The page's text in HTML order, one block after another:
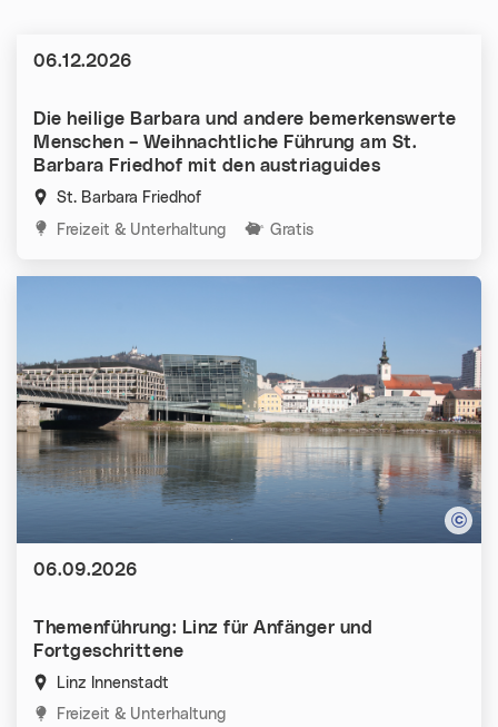
Die heilige Barbara und andere bemerkenswerte
Menschen – Weihnachtliche Führung am St.
Barbara Friedhof mit den austriaguides
St. Barbara Friedhof
Kategorien:
Freizeit & Unterhaltung Gratis
Datum:
06.12.2026
Themenführung: Linz für Anfänger und
Fortgeschrittene
Linz Innenstadt
Kategorien:
Freizeit & Unterhaltung
Datum:
06.09.2026